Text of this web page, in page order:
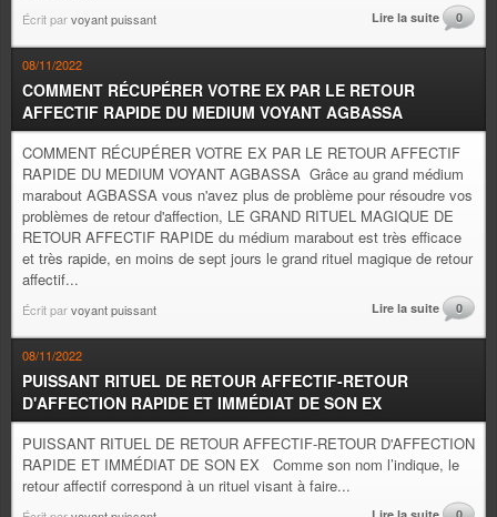
Écrit parvoyant puissant Lire la suite 0
08/11/2022
COMMENT RÉCUPÉRER VOTRE EX PAR LE RETOUR
AFFECTIF RAPIDE DU MEDIUM VOYANT AGBASSA
COMMENT RÉCUPÉRER VOTRE EX PAR LE RETOUR AFFECTIF
RAPIDE DU MEDIUM VOYANT AGBASSA Grâce au grand médium
marabout AGBASSA vous n'avez plus de problème pour résoudre vos
problèmes de retour d'affection, LE GRAND RITUEL MAGIQUE DE
RETOUR AFFECTIF RAPIDE du médium marabout est très efficace
et très rapide, en moins de sept jours le grand rituel magique de retour
affectif...
Écrit parvoyant puissant Lire la suite 0
08/11/2022
PUISSANT RITUEL DE RETOUR AFFECTIF-RETOUR
D'AFFECTION RAPIDE ET IMMÉDIAT DE SON EX
PUISSANT RITUEL DE RETOUR AFFECTIF-RETOUR D'AFFECTION
RAPIDE ET IMMÉDIAT DE SON EX Comme son nom l’indique, le
retour affectif correspond à un rituel visant à faire...